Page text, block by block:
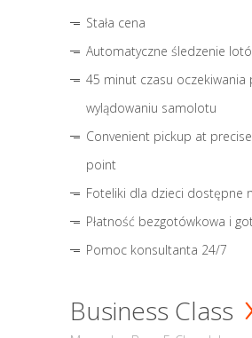
Stała cena
Automatyczne śledzenie
45 minut czasu oczekiwania
wylądowaniu samolotu
Convenient pickup at
point
Foteliki dla dzieci dostępne
Płatność bezgotówkowa i
Pomoc konsultanta 24/7
Business Class